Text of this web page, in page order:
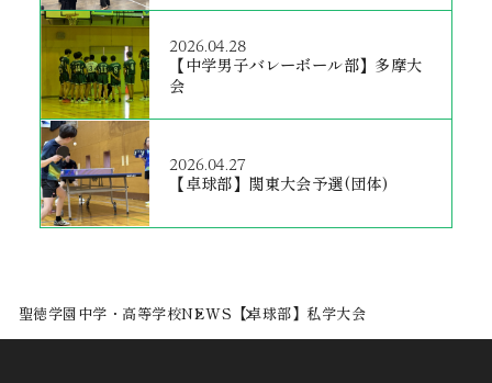
2026.04.28
【中学男子バレーボール部】多摩大
会
2026.04.27
【卓球部】関東大会予選(団体)
聖徳学園中学・高等学校NEWS 【卓球部】私学大会